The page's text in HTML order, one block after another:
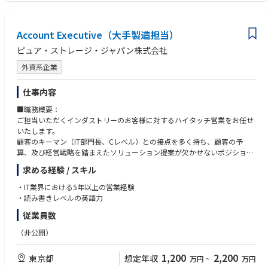
・品質保証とソリューションガバナンス
システム設計や技術提案の整合性を監督する。PoC、シュートアウト、ソ
リューションテストに関する標準を確立し、Axisが業界最高レベルの信頼
性とパフォーマンスを一貫して提供できるようにする。
・イノベーションとラボ運営管理
日本のソリューションラボおよびデモ施設の戦略的運営を担う。これらの
施設を、複雑なサードパーティ連携やエッジコンピューティングソリュー
ションを検証・展示できるイノベーション拠点へと進化させる。
・カルチャーの推進
Axisのコアバリューを体現し、技術組織が「Act as one」のマインドセッ
トで運営されるよう牽引する。営業目標と技術的実現性のギャップを埋
め、持続的なビジネス成長を推進する。
•ネットワーク、IPベースの技術、クラウド技術およびアプリケーションに
関するIT経験
•ネットワークインフラストラクチャ（TCP/IP）、ソフトウェアおよびハ
ードウェア技術に関する知識を有するシステムインテグレーターとしての
経験。
【歓迎】
•プリセールスまたはセールスエンジニアリングチームのメンターリング
およびスキル向上における実績。
•営業チームと協働し、ビジネス成長を推進した実績。
•営業リーダーと共同でアカウント戦略を策定し、顧客の長期的なビジネ
ス目標に技術面から整合性を持たせた経験。
•クラウドコンピューティングとエッジコンピューティングに焦点を当て
たシステム設計と提案の経験。
•CISCO、Linux、Microsoftの産業認定を取得していることが望ましい。CC
TVビジネスにおける技術経験を有する。
•IoTと通信技術を活用したネットワークのスキルを有する方。
•ビッグデータの収集、処理、分析のスキルを有する方。
•顧客やその他の利害関係者を動機付ける効果的なプレゼンテーションと
デモンストレーションを提供できる能力。スイッチ、ルータ、ネットワー
クカメラ、NVRに精通している
•東京を拠点としていますが、地域内および海外への出張可能な方。
Account Executive（大手製造担当）
ピュア・ストレージ・ジャパン株式会社
外資系企業
仕事内容
■職務概要：
ご担当いただくインダストリーのお客様に対するハイタッチ営業をお任せ
いたします。
顧客のキーマン（IT部門長、Cレベル）との接点を多く持ち、顧客の予
算、及び経営戦略を踏まえたソリューション提案が欠かせないポジション
です。
ガートナー・マジック・クアドラントのストレージ部門においてリーダー
として位置づけられている競合優位性の高い製品を、顧客課題に即してご
提案いただくことがミッションです。
求める経験 / スキル
・IT業界における5年以上の営業経験
・読み書きレベルの英語力
従業員数
（非公開）
東京都 想定年収 1,200 万円 ~ 2,200 万円